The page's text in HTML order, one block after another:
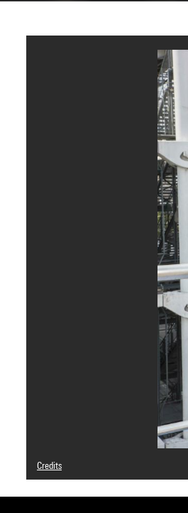
Credits
© Jean-Michel Sicot